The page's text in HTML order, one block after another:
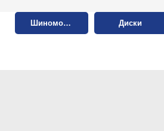
Шиномонтаж Диски